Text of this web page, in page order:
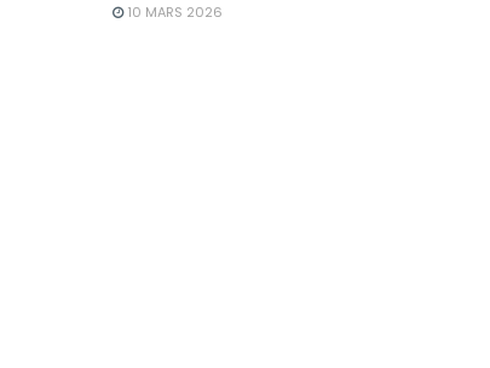
10 MARS 2026